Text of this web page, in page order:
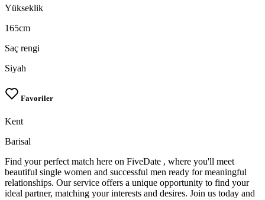
Yükseklik
165cm
Saç rengi
Siyah
Favoriler
Kent
Barisal
Find your perfect match here on FiveDate , where you'll meet
beautiful single women and successful men ready for meaningful
relationships. Our service offers a unique opportunity to find your
ideal partner, matching your interests and desires. Join us today and